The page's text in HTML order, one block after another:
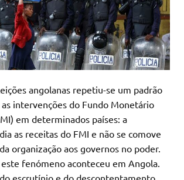
angolanas repetiu-se um padrão
intervenções do Fundo Monetário
em determinados países: a
as receitas do FMI e não se comove
organização aos governos no poder.
fenómeno aconteceu em Angola.
escrutínio e do descontentamento